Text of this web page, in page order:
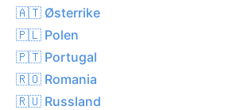
🇦🇹 Østerrike
🇵🇱 Polen
🇵🇹 Portugal
🇷🇴 Romania
🇷🇺 Russland